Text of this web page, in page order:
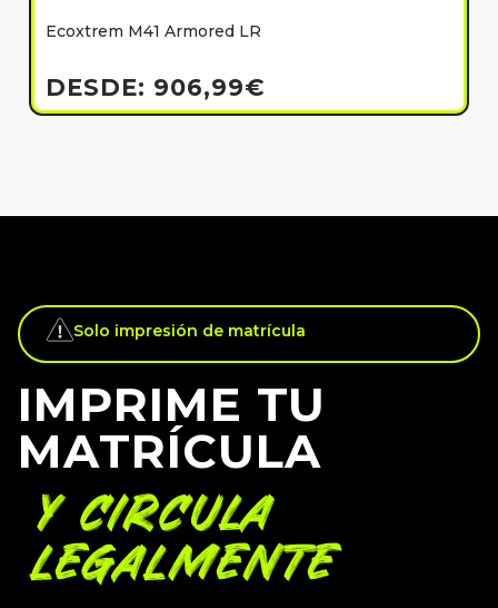
Ecoxtrem M41 Armored LR
DESDE: 906,99€
Solo impresión de matrícula
IMPRIME TU
MATRÍCULA
Y CIRCULA
LEGALMENTE